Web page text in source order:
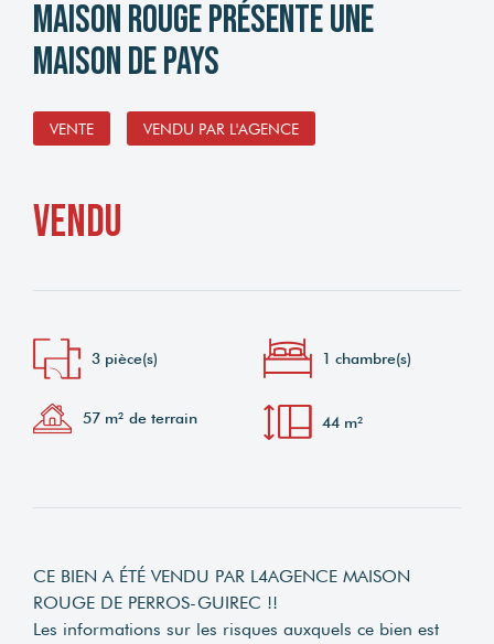
Maison Rouge présente une
maison de pays
VENTE VENDU PAR L'AGENCE
vendu
3 pièce(s) 1 chambre(s)
57 m² de terrain 44 m²
CE BIEN A ÉTÉ VENDU PAR L4AGENCE MAISON
ROUGE DE PERROS-GUIREC !!
Les informations sur les risques auxquels ce bien est